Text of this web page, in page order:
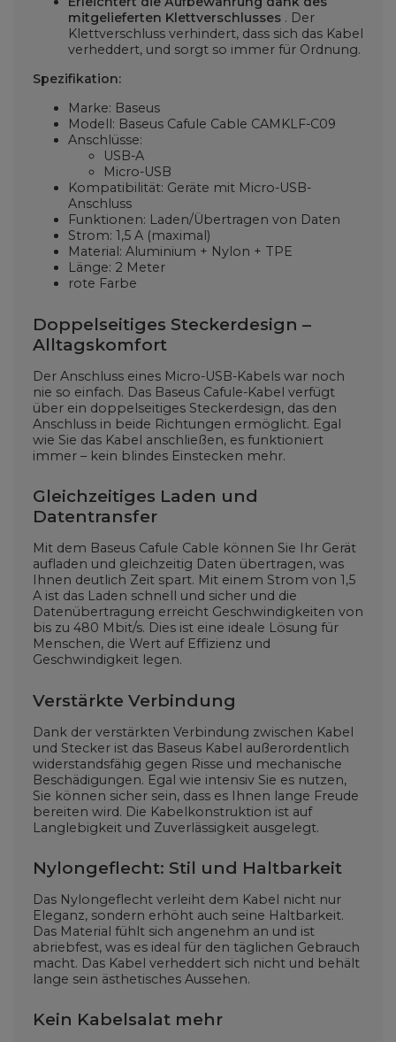
mitgelieferten Klettverschlusses . Der
Klettverschluss verhindert, dass sich das Kabel
verheddert, und sorgt so immer für Ordnung.
Spezifikation:
Marke: Baseus
Modell: Baseus Cafule Cable CAMKLF-C09
Anschlüsse:
USB-A
Micro-USB
Kompatibilität: Geräte mit Micro-USB-
Anschluss
Funktionen: Laden/Übertragen von Daten
Strom: 1,5 A (maximal)
Material: Aluminium + Nylon + TPE
Länge: 2 Meter
rote Farbe
Doppelseitiges Steckerdesign –
Alltagskomfort
Der Anschluss eines Micro-USB-Kabels war noch
nie so einfach. Das Baseus Cafule-Kabel verfügt
über ein doppelseitiges Steckerdesign, das den
Anschluss in beide Richtungen ermöglicht. Egal
wie Sie das Kabel anschließen, es funktioniert
immer – kein blindes Einstecken mehr.
Gleichzeitiges Laden und
Datentransfer
Mit dem Baseus Cafule Cable können Sie Ihr Gerät
aufladen und gleichzeitig Daten übertragen, was
Ihnen deutlich Zeit spart. Mit einem Strom von 1,5
A ist das Laden schnell und sicher und die
Datenübertragung erreicht Geschwindigkeiten von
bis zu 480 Mbit/s. Dies ist eine ideale Lösung für
Menschen, die Wert auf Effizienz und
Geschwindigkeit legen.
Verstärkte Verbindung
Dank der verstärkten Verbindung zwischen Kabel
und Stecker ist das Baseus Kabel außerordentlich
widerstandsfähig gegen Risse und mechanische
Beschädigungen. Egal wie intensiv Sie es nutzen,
Sie können sicher sein, dass es Ihnen lange Freude
bereiten wird. Die Kabelkonstruktion ist auf
Langlebigkeit und Zuverlässigkeit ausgelegt.
Nylongeflecht: Stil und Haltbarkeit
Das Nylongeflecht verleiht dem Kabel nicht nur
Eleganz, sondern erhöht auch seine Haltbarkeit.
Das Material fühlt sich angenehm an und ist
abriebfest, was es ideal für den täglichen Gebrauch
macht. Das Kabel verheddert sich nicht und behält
lange sein ästhetisches Aussehen.
Kein Kabelsalat mehr